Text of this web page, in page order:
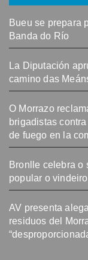
Bueu se prepara
Banda do Río
La Diputación
camino das
O Morrazo
brigadistas
de fuego en la
Bronlle celebra o
popular o
AV presenta
residuos del